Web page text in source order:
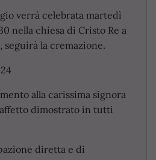
verrà celebrata martedì
nella chiesa di Cristo Re a
seguirà la cremazione.
alla carissima signora
dimostrato in tutti
diretta e di